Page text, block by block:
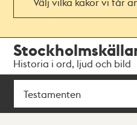
navigationen
huvudinnehållet
Historia i ord, ljud och bild
Sök